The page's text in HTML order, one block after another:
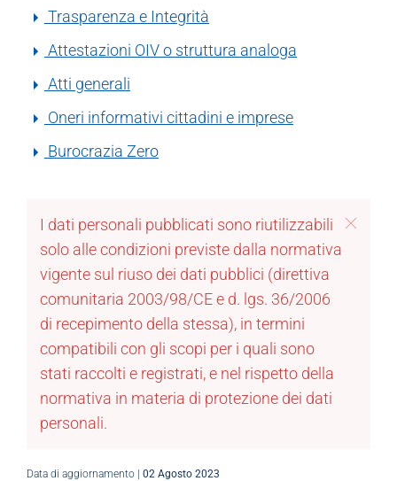
Trasparenza e Integrità
Attestazioni OIV o struttura analoga
Atti generali
Oneri informativi cittadini e imprese
Burocrazia Zero
I dati personali pubblicati sono riutilizzabili
solo alle condizioni previste dalla normativa
vigente sul riuso dei dati pubblici (direttiva
comunitaria 2003/98/CE e d. lgs. 36/2006
di recepimento della stessa), in termini
compatibili con gli scopi per i quali sono
stati raccolti e registrati, e nel rispetto della
normativa in materia di protezione dei dati
personali.
Data di aggiornamento | 02 Agosto 2023